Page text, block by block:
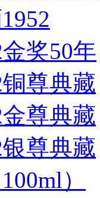
奖50年
尊典藏
尊典藏
尊典藏
）